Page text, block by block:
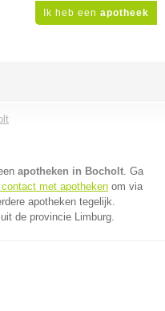
Ik heb een apotheek
apotheken in Bocholt. Ga
met apotheken om via
apotheken tegelijk.
de provincie Limburg.